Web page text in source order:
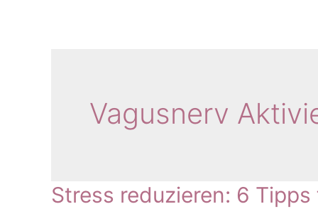
Vagusnerv
Stress reduzieren: 6